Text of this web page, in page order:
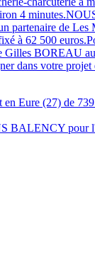
4
partenaire de Les
à 62 500
Gilles BOREAU
dans votre